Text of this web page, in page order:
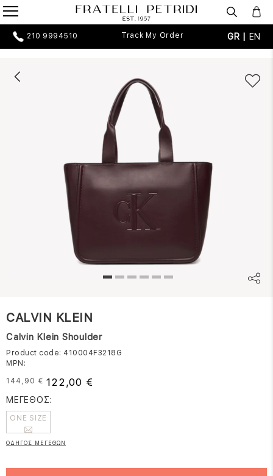
210 9994510 Track My Order GR | EN
CALVIN KLEIN
Calvin Klein Shoulder
Product code: 410004F3218G
MPN:
144,90 € 122,00 €
ΜΕΓΕΘΟΣ:
ONE SIZE
ΟΔΗΓΟΣ ΜΕΓΕΘΩΝ